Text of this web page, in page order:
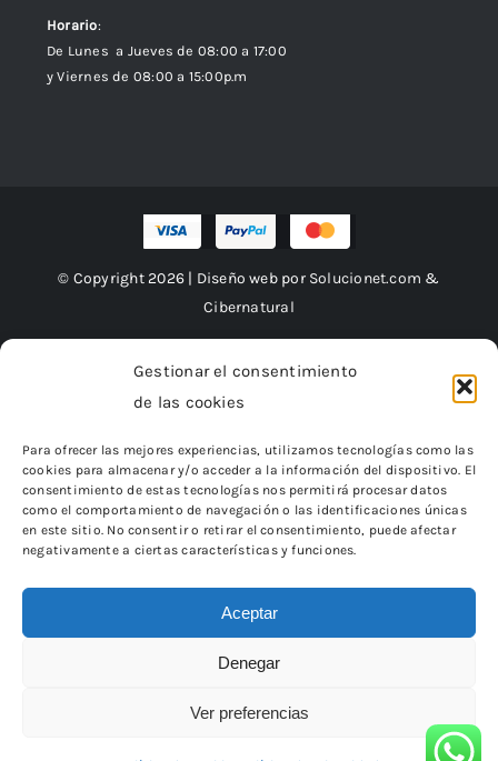
Gestionar el consentimiento
de las cookies
Para ofrecer las mejores experiencias, utilizamos tecnologías como las
cookies para almacenar y/o acceder a la información del dispositivo. El
consentimiento de estas tecnologías nos permitirá procesar datos
como el comportamiento de navegación o las identificaciones únicas
en este sitio. No consentir o retirar el consentimiento, puede afectar
negativamente a ciertas características y funciones.
Aceptar
Denegar
Ver preferencias
Horario:
De Lunes a Jueves de 08:00 a 17:00
y Viernes de 08:00 a 15:00p.m
© Copyright 2026 | Diseño web por Solucionet.com &
Cibernatural
«Financiado por la Unión Europea – NextGenerationEU.
y no reflejan necesariamente los de la Unión Europea o la Comisión
Europea.